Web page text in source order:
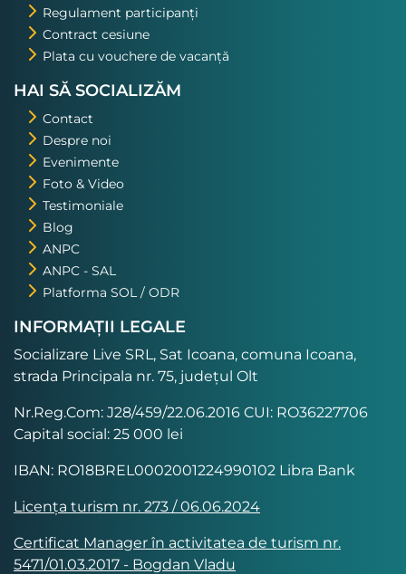
Regulament participanți
Contract cesiune
Plata cu vouchere de vacanță
HAI SĂ SOCIALIZĂM
Contact
Despre noi
Evenimente
Foto & Video
Testimoniale
Blog
ANPC
ANPC - SAL
Platforma SOL / ODR
INFORMAȚII LEGALE
Socializare Live SRL, Sat Icoana, comuna Icoana,
strada Principala nr. 75, județul Olt
Nr.Reg.Com: J28/459/22.06.2016 CUI: RO36227706
Capital social: 25 000 lei
IBAN: RO18BREL0002001224990102 Libra Bank
Licența turism nr. 273 / 06.06.2024
Certificat Manager în activitatea de turism nr.
5471/01.03.2017 - Bogdan Vladu